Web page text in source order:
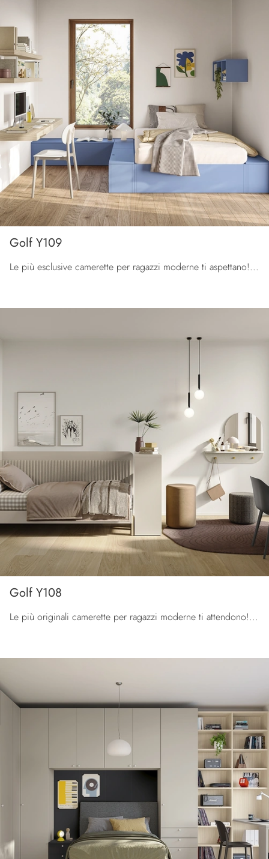
Golf Y109
Le più esclusive camerette per ragazzi moderne ti aspettano! Scopri il modello Golf Y109 di Colombini Casa.
Golf Y108
Le più originali camerette per ragazzi moderne ti attendono! Scopri il modello Golf Y108 di Colombini Casa.